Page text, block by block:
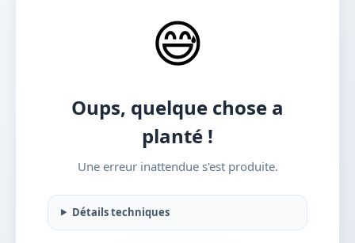
😅
Oups, quelque chose a
planté !
Une erreur inattendue s'est produite.
Détails techniques